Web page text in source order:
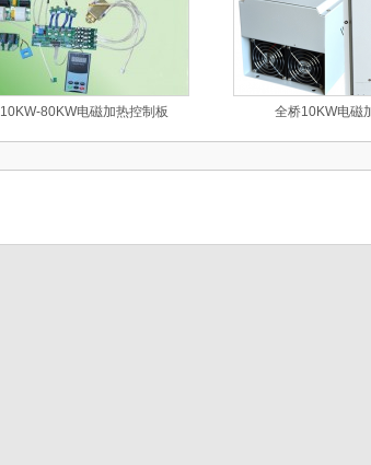
10KW-80KW电磁加热控制板 全桥10KW电磁